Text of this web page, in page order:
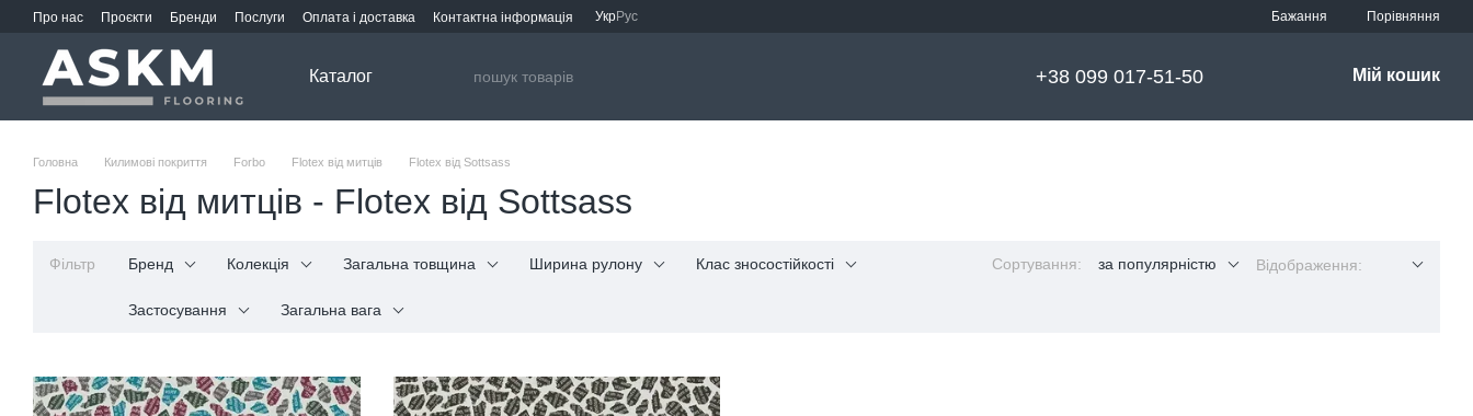
Перейти до основного контенту
Про нас Проєкти Бренди Послуги Оплата і доставка Контактна інформація УкрРус Бажання Порівняння
Каталог +38 099 017-51-50 Мій кошик
Головна Килимові покриття Forbo Flotex від митців Flotex від Sottsass
Flotex від митців - Flotex від Sottsass
Фільтр Бренд Колекція Загальна товщина Ширина рулону Клас зносостійкості
Застосування Загальна вага
Сортування: за популярністю Відображення: